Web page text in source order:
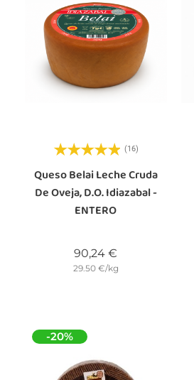
(16)
Queso Belai Leche Cruda
De Oveja, D.O. Idiazabal -
ENTERO
90,24 €
29.50 €/kg
-20%